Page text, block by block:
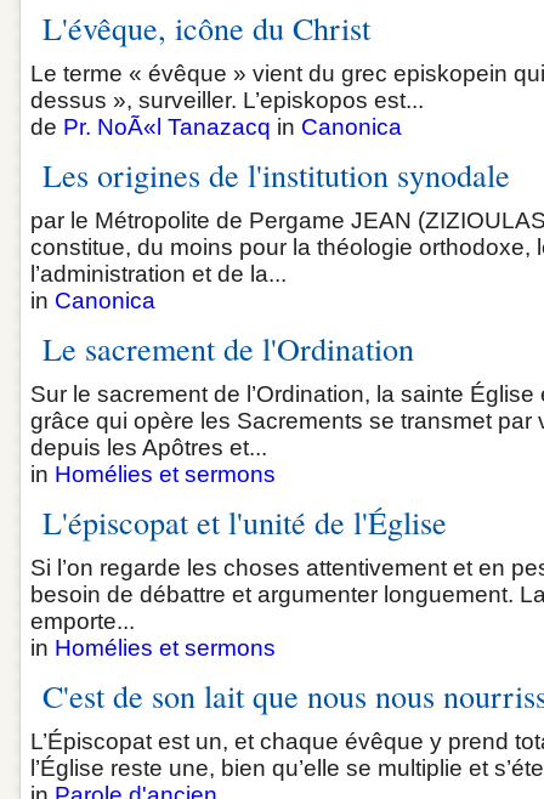
L'évêque, icône du Christ
Le terme « évêque » vient du grec episkopein
dessus », surveiller. L’episkopos est...
de Pr. NoÃ«l Tanazacq in Canonica
Les origines de l'institution synodale
par le Métropolite de Pergame JEAN
constitue, du moins pour la théologie orthodoxe,
l’administration et de la...
in Canonica
Le sacrement de l'Ordination
Sur le sacrement de l’Ordination, la sainte
grâce qui opère les Sacrements se transmet par
depuis les Apôtres et...
in Homélies et sermons
L'épiscopat et l'unité de l'Église
Si l’on regarde les choses attentivement et en
besoin de débattre et argumenter longuement.
emporte...
in Homélies et sermons
C'est de son lait que nous nous
L’Épiscopat est un, et chaque évêque y prend
l’Église reste une, bien qu’elle se multiplie et